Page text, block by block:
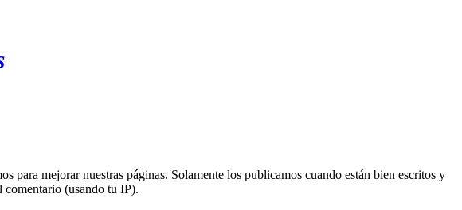
para mejorar nuestras páginas. Solamente los publicamos cuando están bien escritos y
comentario (usando tu IP).